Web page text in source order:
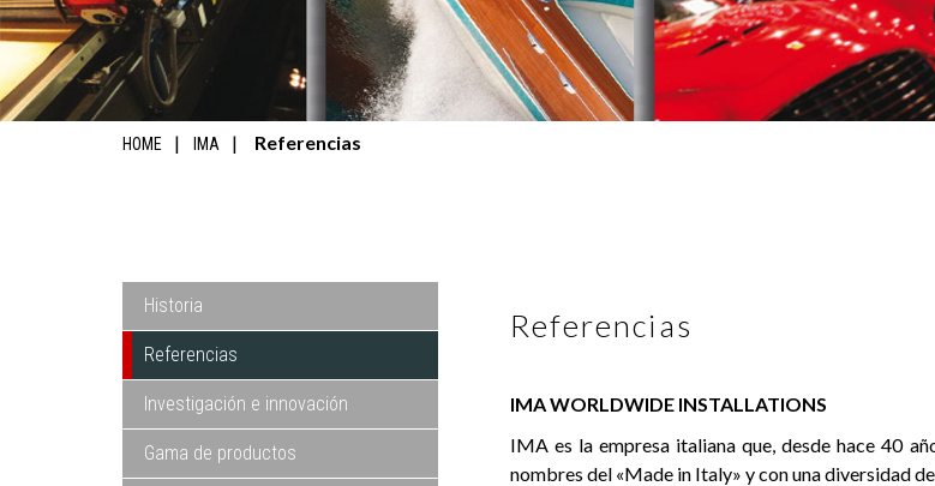
HOME IMA Referencias
Historia
Referencias
Investigación e innovación
Gama de productos
Referencias
IMA WORLDWIDE INSTALLATIONS
IMA es la empresa italiana que, desde hace 40
nombres del «Made in Italy» y con una diversidad